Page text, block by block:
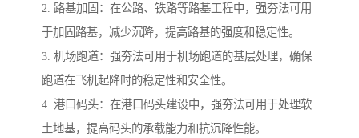
2. 路基加固：在公路、铁路等路基工程中，强夯法可用
于加固路基，减少沉降，提高路基的强度和稳定性。
3. 机场跑道：强夯法可用于机场跑道的基层处理，确保
跑道在飞机起降时的稳定性和安全性。
4. 港口码头：在港口码头建设中，强夯法可用于处理软
土地基，提高码头的承载能力和抗沉降性能。